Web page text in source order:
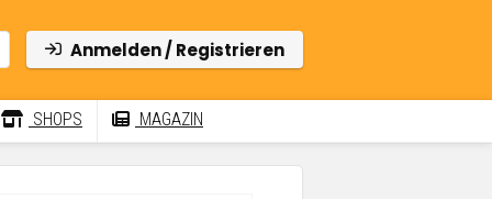
Anmelden / Registrieren
SHOPS MAGAZIN